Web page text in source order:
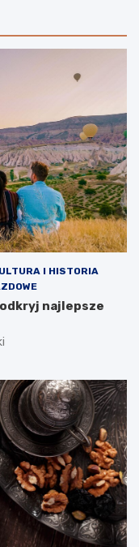
I HISTORIA
najlepsze